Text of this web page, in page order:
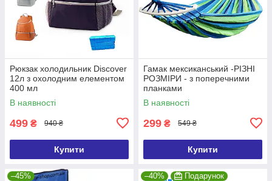
Рюкзак холодильник Discover
12л з охолодним елементом
400 мл
В наявності
499 ₴ 940 ₴
Купити
Гамак мексиканський -РІЗНІ
РОЗМІРИ - з поперечними
планками
В наявності
299 ₴ 549 ₴
Купити
–45% –40% Подарунок